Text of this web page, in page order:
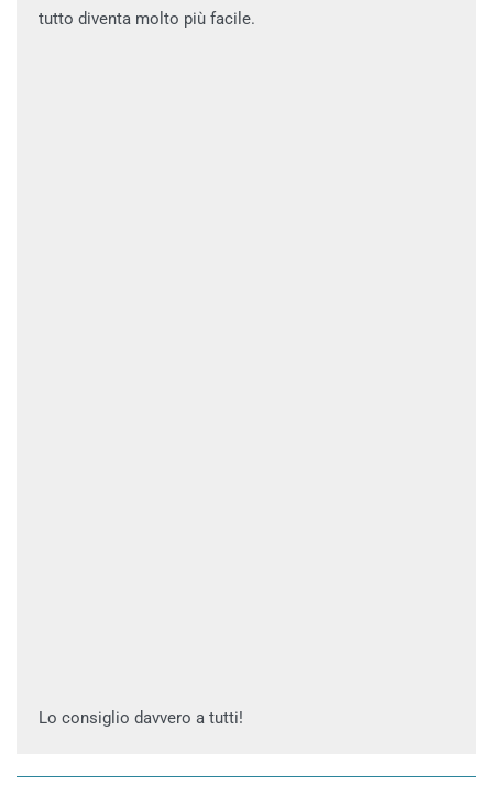
tutto diventa molto più facile.
Lo consiglio davvero a tutti!